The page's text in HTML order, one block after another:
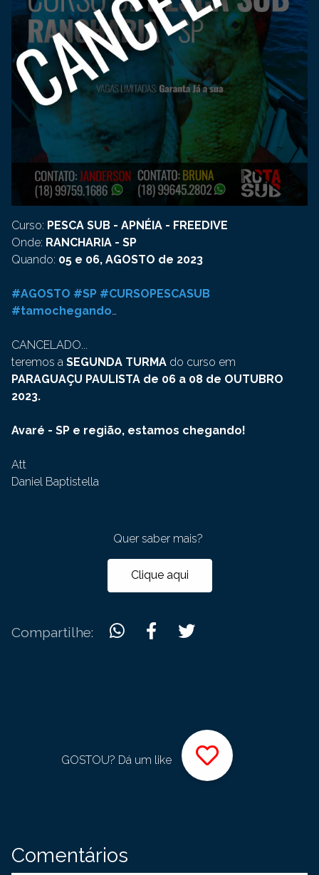
Curso: PESCA SUB - APNÉIA - FREEDIVE
Onde: RANCHARIA - SP
Quando: 05 e 06, AGOSTO de 2023
#AGOSTO #SP #CURSOPESCASUB
#tamochegando…
CANCELADO...
teremos a SEGUNDA TURMA do curso em
PARAGUAÇU PAULISTA de 06 a 08 de OUTUBRO
2023.
Avaré - SP e região, estamos chegando!
Att
Daniel Baptistella
Quer saber mais?
Clique aqui
Compartilhe:
GOSTOU? Dá um like
Comentários